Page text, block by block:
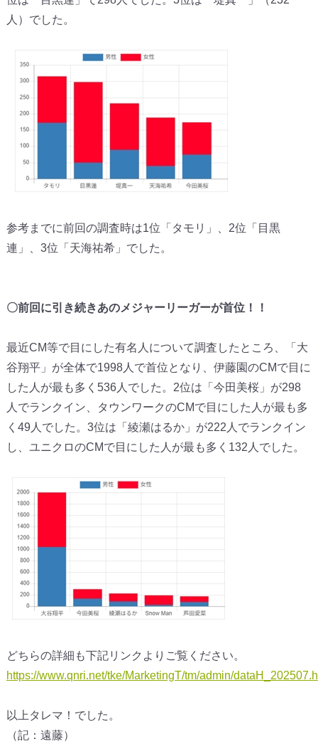
人） でした。
参考までに前回の調査時は1位「タモリ」、2位「目黒
連」、 3位「天海祐希」でした。
〇前回に引き続きあのメジャーリーガーが首位！！
最近CM等で目にした有名人について調査したところ、「 大
谷翔平」が全体で1998人で首位となり、 伊藤園のCMで目に
した人が最も多く536人でした。2位は「 今田美桜」が298
人でランクイン、
タウンワークのCMで目にした人が最も多
く49人でした。 3位は「綾瀬はるか」が222人でランクイン
し、 ユニクロのCMで目にした人が最も多く132人でした。
どちらの詳細も下記リンクよりご覧ください。
https://www.qnri.net/tke/MarketingT/tm/admin/
以上タレマ！でした。
（記：遠藤）